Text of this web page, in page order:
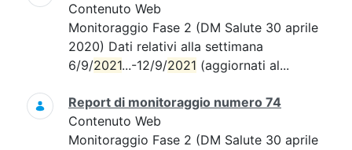
Contenuto Web
Monitoraggio Fase 2 (DM Salute 30 aprile
2020) Dati relativi alla settimana
6/9/2021...-12/9/2021 (aggiornati al...
Report di monitoraggio numero 74
Contenuto Web
Monitoraggio Fase 2 (DM Salute 30 aprile